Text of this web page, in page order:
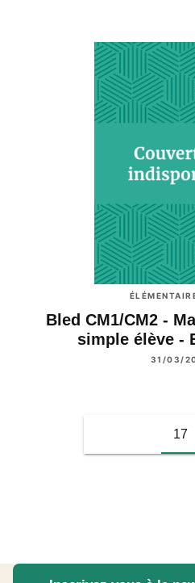
Bled CM1/CM2 -
simple élève -
31/03/
17